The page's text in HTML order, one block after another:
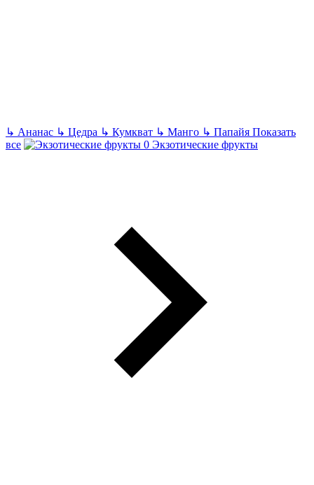
↳ Ананас ↳ Цедра ↳ Кумкват ↳ Манго ↳ Папайя Показать
все
Экзотические фрукты